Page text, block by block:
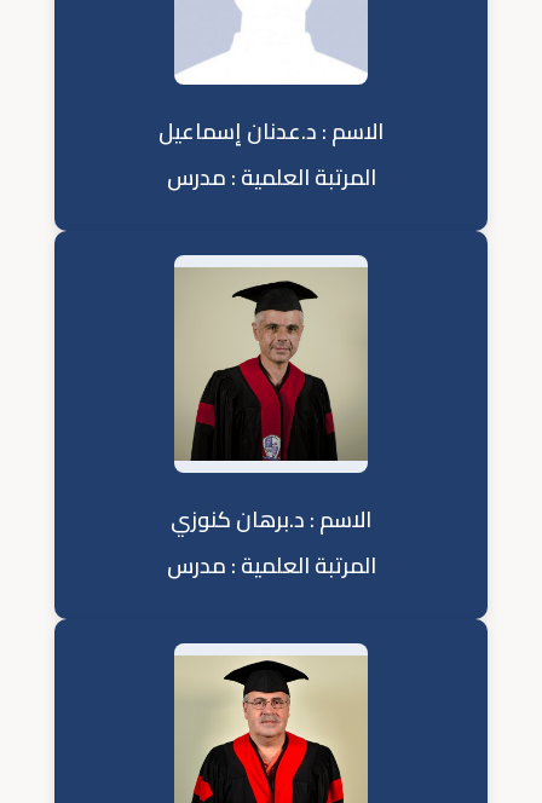
الاسم : د.عدنان إسماعيل
المرتبة العلمية : مدرس
الاسم : د.برهان كنوزي
المرتبة العلمية : مدرس